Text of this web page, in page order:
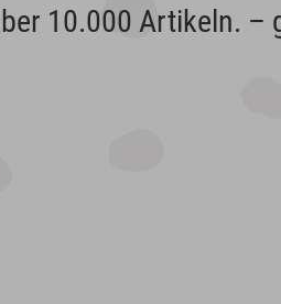
10.000 Artikeln. –